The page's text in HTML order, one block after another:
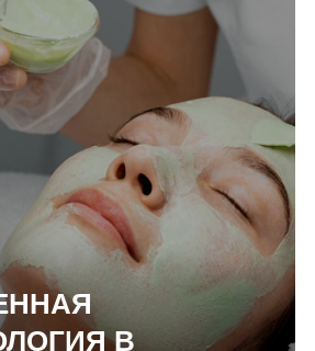
В
косметология лица